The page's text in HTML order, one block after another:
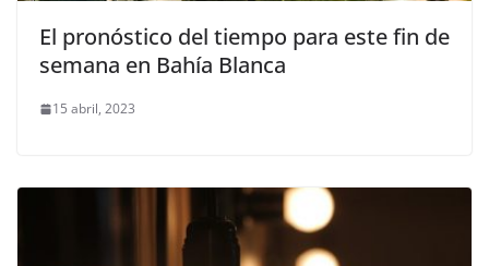
El pronóstico del tiempo para este fin de
semana en Bahía Blanca
15 abril, 2023